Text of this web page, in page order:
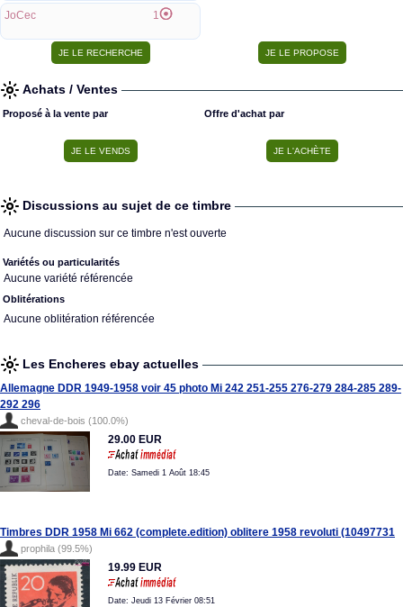
JoCec 1
Achats / Ventes
Proposé à la vente par Offre d'achat par
Discussions au sujet de ce timbre
Aucune discussion sur ce timbre n'est ouverte
Variétés ou particularités
Aucune variété référencée
Oblitérations
Aucune oblitération référencée
Les Encheres ebay actuelles
Allemagne DDR 1949-1958 voir 45 photo Mi 242 251-255 276-279 284-285 289-
292 296
cheval-de-bois (100.0%)
29.00 EUR
Date: Samedi 1 Août 18:45
Timbres DDR 1958 Mi 662 (complete.edition) oblitere 1958 revoluti (10497731
prophila (99.5%)
19.99 EUR
Date: Jeudi 13 Février 08:51